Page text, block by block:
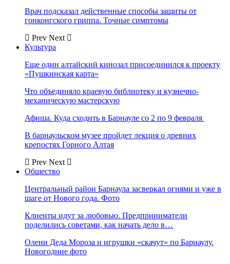
Врач подсказал действенные способы защиты от
гонконгского гриппа. Точные симптомы
Prev Next
Культура
Еще один алтайский кинозал присоединился к проекту
«Пушкинская карта»
Что объединяло краевую библиотеку и кузнечно-
механическую мастерскую
Афиша. Куда сходить в Барнауле со 2 по 9 февраля
В барнаульском музее пройдет лекция о древних
крепостях Горного Алтая
Prev Next
Общество
Центральный район Барнаула засверкал огнями и уже в
шаге от Нового года. Фото
Клиенты идут за любовью. Предприниматели
поделились советами, как начать дело в…
Олени Деда Мороза и игрушки «скачут» по Барнаулу.
Новогодние фото